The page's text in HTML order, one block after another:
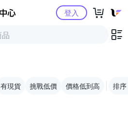
Yahoo購物中心登入
有現貨 挑戰低價 價格低到高 排序